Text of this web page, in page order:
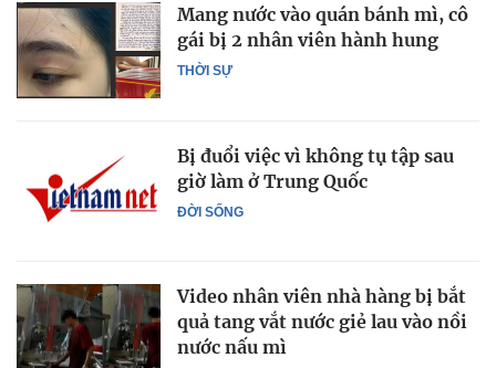
THỜI SỰ
Mang nước vào quán bánh mì, cô
gái bị 2 nhân viên hành hung
ĐỜI SỐNG
Bị đuổi việc vì không tụ tập sau
giờ làm ở Trung Quốc
Video nhân viên nhà hàng bị bắt
quả tang vắt nước giẻ lau vào nồi
nước nấu mì